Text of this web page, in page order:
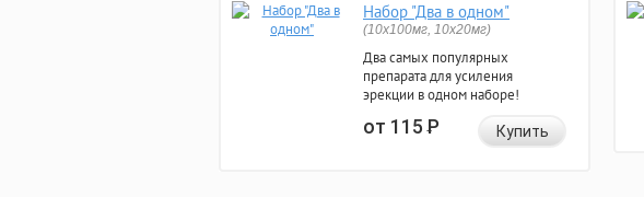
Набор "Два в одном"
(10x100мг, 10x20мг)
Два самых популярных
препарата для усиления
эрекции в одном наборе!
от 115Р Купить